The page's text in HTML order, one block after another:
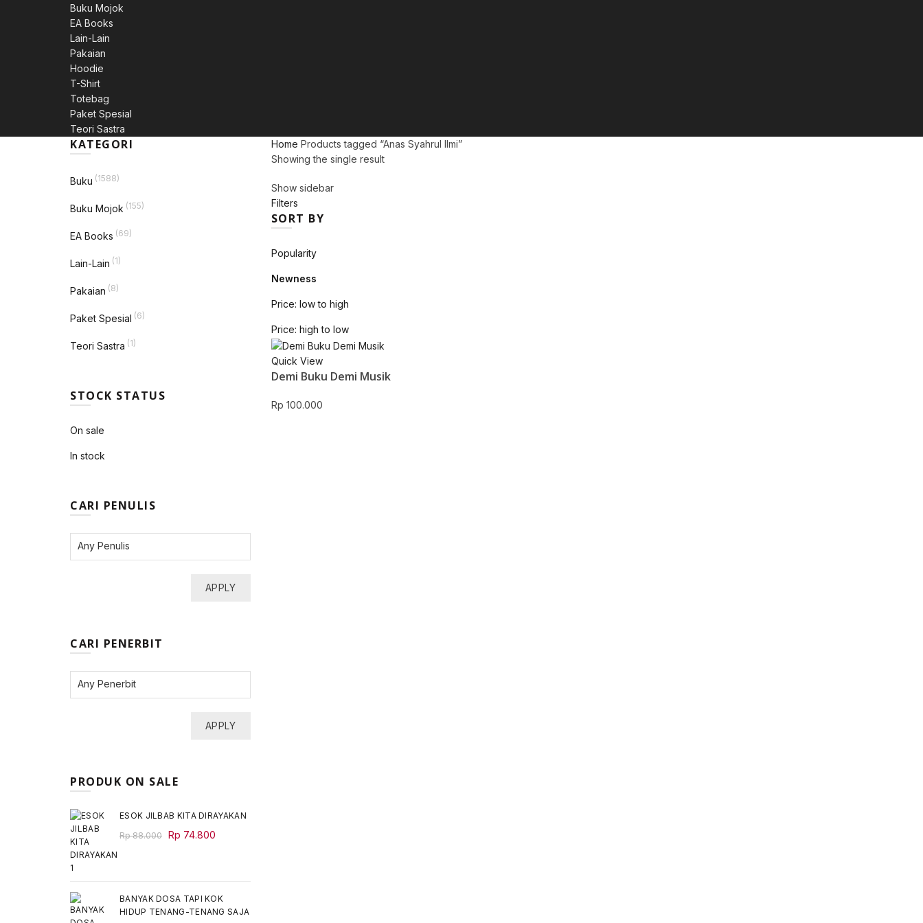
Buku Mojok
EA Books
Lain-Lain
Pakaian
Hoodie
T-Shirt
Totebag
Paket Spesial
Teori Sastra
Home Products tagged “Anas Syahrul Ilmi”
Showing the single result
Show sidebar
Filters
SORT BY
Popularity
Newness
Price: low to high
Price: high to low
Quick View
Demi Buku Demi Musik
Rp 100.000
KATEGORI
Buku (1588)
Buku Mojok (155)
EA Books (69)
Lain-Lain (1)
Pakaian (8)
Paket Spesial (6)
Teori Sastra (1)
STOCK STATUS
On sale
In stock
CARI PENULIS
APPLY
CARI PENERBIT
APPLY
PRODUK ON SALE
ESOK JILBAB KITA DIRAYAKAN
Rp88.000 Original
Rp 74.800
BANYAK DOSA TAPI KOK
HIDUP TENANG-TENANG SAJA